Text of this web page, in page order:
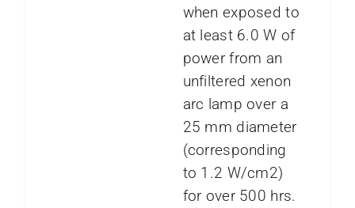
when exposed to
at least 6.0 W of
power from an
unfiltered xenon
arc lamp over a
25 mm diameter
(corresponding
to 1.2 W/cm2)
for over 500 hrs.